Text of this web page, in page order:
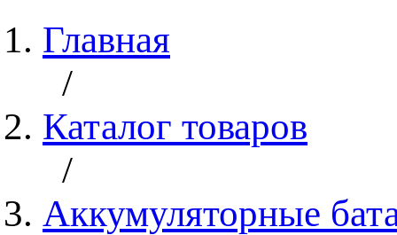
Главная
/
Каталог товаров
/
Аккумуляторные